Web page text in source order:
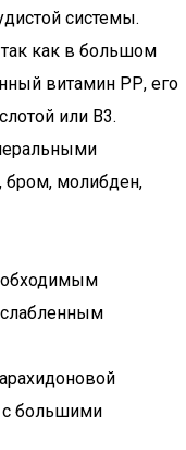
системы.
как в большом
витамин РР, его
или В3.
бром, молибден,
с большими